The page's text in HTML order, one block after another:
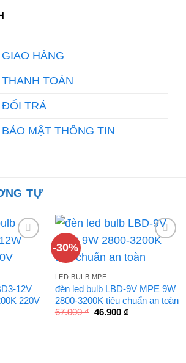
HÀNG
TOÁN
ĐỔI TRẢ
MẬT THÔNG TIN
TỰ
12V
220V
-30%
LED BULB MPE
đèn led bulb LBD-9V MPE 9W
2800-3200K tiêu chuẩn an toàn
67.000₫ Giá
46.900 ₫